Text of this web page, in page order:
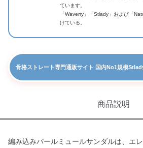
ています。
「Waverry」「Stlady」および「
けている。
骨格ストレート専門通販サイト 国内No1規模
商品説明
編み込みパールミュールサンダルは、エ